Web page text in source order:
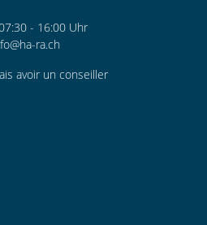
- 16:00 Uhr
ra.ch
avoir un conseiller